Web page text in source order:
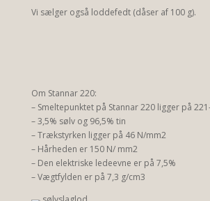
Vi sælger også loddefedt (dåser af 100 g).
Om Stannar 220:
– Smeltepunktet på Stannar 220 ligger på
– 3,5% sølv og 96,5% tin
– Trækstyrken ligger på 46 N/mm2
– Hårheden er 150 N/ mm2
– Den elektriske ledeevne er på 7,5%
– Vægtfylden er på 7,3 g/cm3